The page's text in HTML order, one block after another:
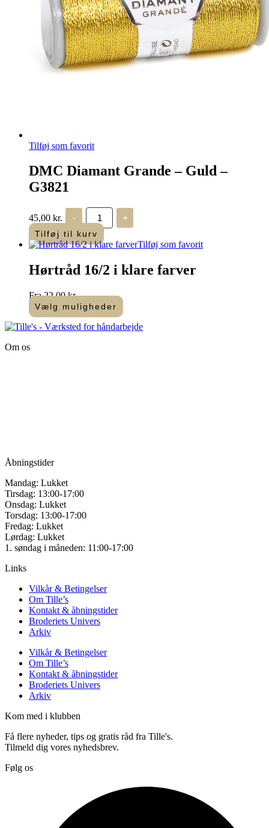
Tilføj som favorit
DMC Diamant Grande – Guld –
G3821
45,00 kr. -
DMC
Diamant
Grande
-
Guld
G3821
+
Tilføj til kurv
Tilføj som favorit
Hørtråd 16/2 i klare farver
Fra22,00kr.
Vælg muligheder
Dette
vare
flere
Om os
Åbningstider
Mandag: Lukket
Tirsdag: 13:00-17:00
Onsdag: Lukket
Torsdag: 13:00-17:00
Fredag: Lukket
Lørdag: Lukket
1. søndag i måneden: 11:00-17:00
Links
Vilkår & Betingelser
Om Tille’s
Kontakt & åbningstider
Broderiets Univers
Arkiv
Vilkår & Betingelser
Om Tille’s
Kontakt & åbningstider
Broderiets Univers
Arkiv
Kom med i klubben
Få flere nyheder, tips og gratis råd fra Tille's.
Tilmeld dig vores nyhedsbrev.
Følg os